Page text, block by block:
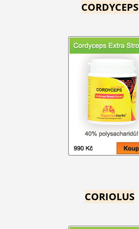
CORDYCEPS
CORIOLUS